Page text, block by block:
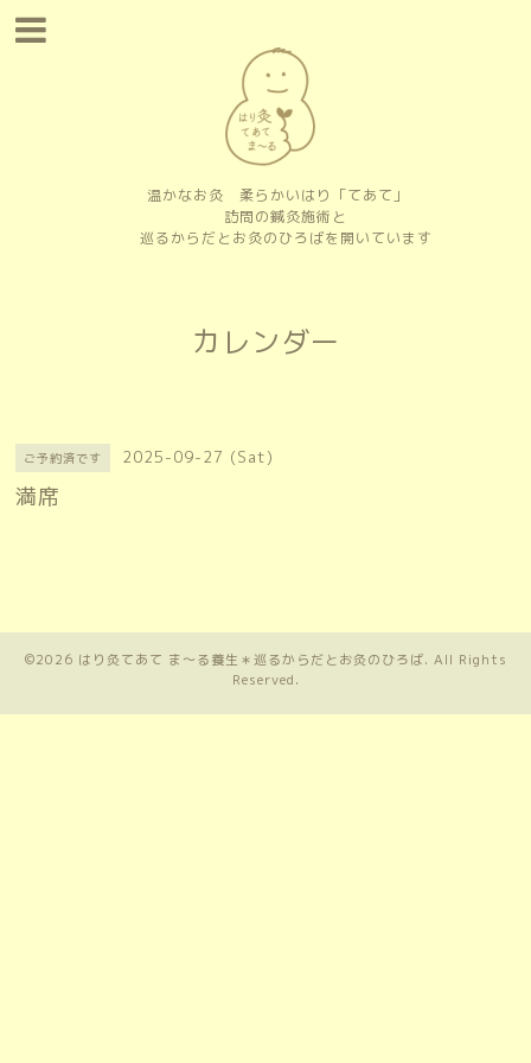
温かなお灸 柔らかいはり「てあて」
訪問の鍼灸施術と
巡るからだとお灸のひろばを開いています
カレンダー
ご予約済です 2025-09-27 (Sat)
満席
©2026 はり灸てあて ま〜る養生＊巡るからだとお灸のひろば. All Rights
Reserved.